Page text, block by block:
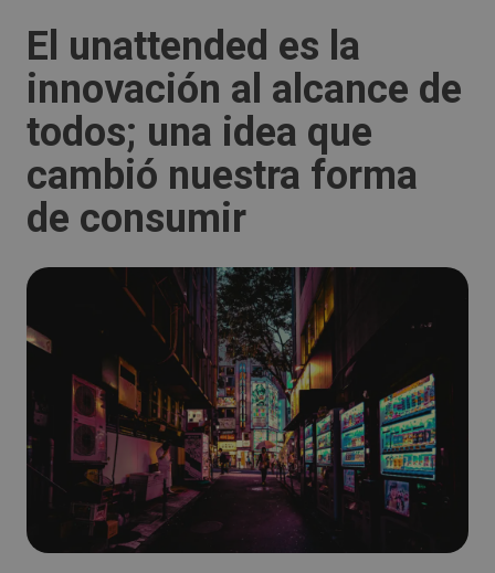
El unattended es la
innovación al alcance de
todos; una idea que
cambió nuestra forma
de consumir